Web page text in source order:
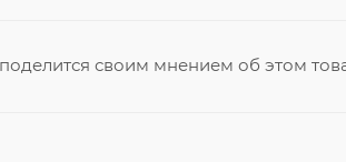
своим мнением об этом